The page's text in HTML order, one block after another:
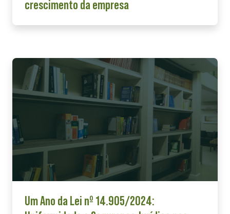
crescimento da empresa
Um Ano da Lei nº 14.905/2024: